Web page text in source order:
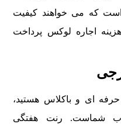
است که می خواهند کیفیت
اجاره لوکس پرداخت
حرفه ای و باکلاس هستید،
شماست. رنت هفتگی